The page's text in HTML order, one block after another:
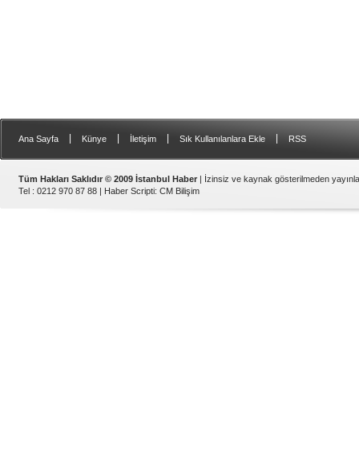
Ana Sayfa Künye İletişim Sık Kullanılanlara Ekle RSS
Tüm Hakları Saklıdır © 2009 İstanbul Haber | İzinsiz ve kaynak gösterilmeden
Tel : 0212 970 87 88 | Haber Scripti: CM Bilişim